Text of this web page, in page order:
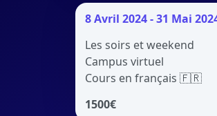
8 Avril 2024 - 31 Mai
Les soirs et weekend
Campus virtuel
Cours en français 🇫🇷
1500€